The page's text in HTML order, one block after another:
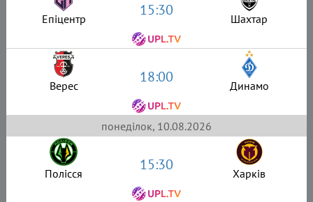
Епіцентр 15:30 Шахтар
Верес 18:00 Динамо
понеділок, 10.08.2026
Полісся 15:30 Харків